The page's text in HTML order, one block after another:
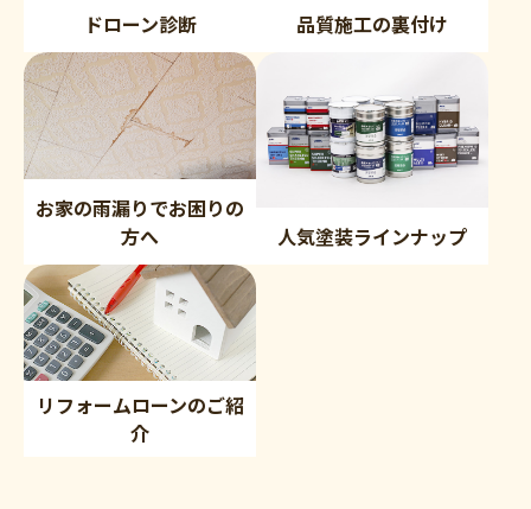
ドローン診断 品質施工の裏付け
お家の雨漏りでお困りの
方へ
人気塗装ラインナップ
リフォームローンのご紹
介